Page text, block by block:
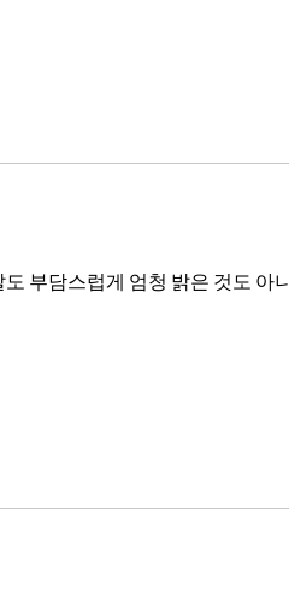
부담스럽게 엄청 밝은 것도 아